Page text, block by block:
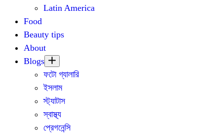
Latin America
Food
Beauty tips
About
Blogs
ফটো গ্যালারি
ইসলাম
স্ট্যাটাস
স্বাস্থ্য
প্রেগনেন্সি